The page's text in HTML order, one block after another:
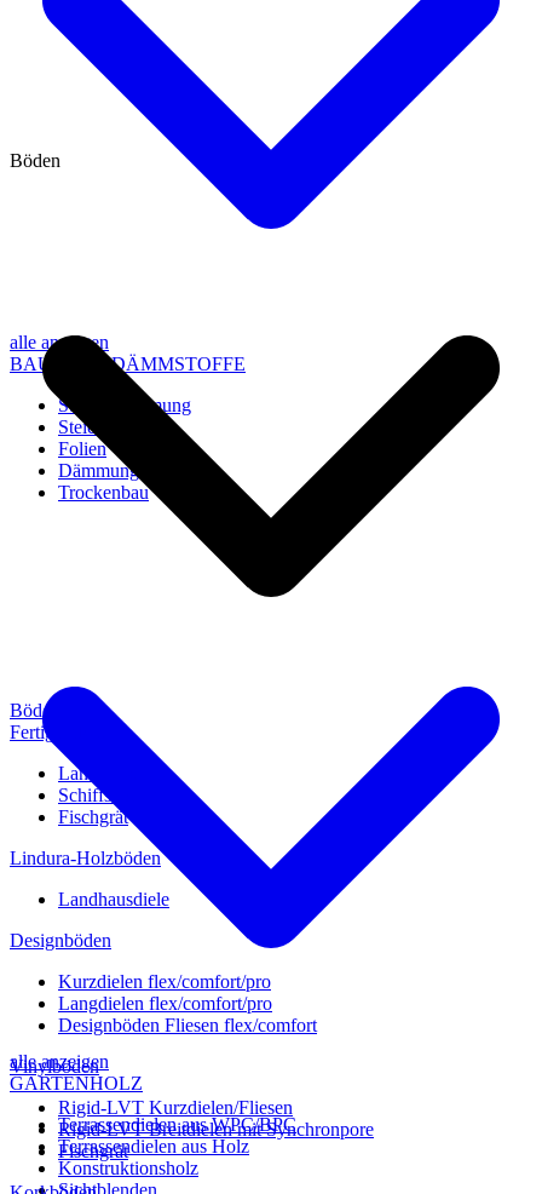
alle anzeigen
BAU- UND DÄMMSTOFFE
Steico Dämmung
Steico Zubehör
Folien
Dämmung
Trockenbau
alle anzeigen
GARTENHOLZ
Terrassendielen aus WPC/BPC
Terrassendielen aus Holz
Konstruktionsholz
Sichtblenden
Böden
Böden
Fertigparkett
Landhausdiele
Schiffsboden
Fischgrät
Lindura-Holzböden
Landhausdiele
Designböden
Kurzdielen flex/comfort/pro
Langdielen flex/comfort/pro
Designböden Fliesen flex/comfort
Vinylböden
Rigid-LVT Kurzdielen/Fliesen
Rigid-LVT Breitdielen mit Synchronpore
Fischgrät